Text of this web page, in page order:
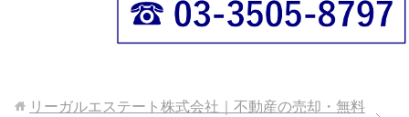
リーガルエステート株式会社｜不動産の売却・無料